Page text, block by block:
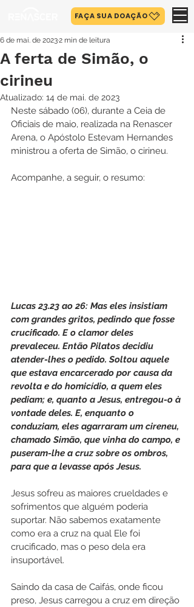
FAÇA SUA DOAÇÃO
A ferta de Simão, o
cirineu
6 de mai. de 20232 min de leitura
Atualizado: 14 de mai. de 2023
Neste sábado (06), durante a Ceia de
Oficiais de maio, realizada na Renascer
Arena, o Apóstolo Estevam Hernandes
ministrou a oferta de Simão, o cirineu.
Acompanhe, a seguir, o resumo:
Lucas 23.23 ao 26: Mas eles insistiam
com grandes gritos, pedindo que fosse
crucificado. E o clamor deles
prevaleceu. Então Pilatos decidiu
atender-lhes o pedido. Soltou aquele
que estava encarcerado por causa da
revolta e do homicídio, a quem eles
pediam; e, quanto a Jesus, entregou-o à
vontade deles. E, enquanto o
conduziam, eles agarraram um cireneu,
chamado Simão, que vinha do campo, e
puseram-lhe a cruz sobre os ombros,
para que a levasse após Jesus.
Jesus sofreu as maiores crueldades e
sofrimentos que alguém poderia
suportar. Não sabemos exatamente
como era a cruz na qual Ele foi
crucificado, mas o peso dela era
insuportável.
Saindo da casa de Caifás, onde ficou
preso, Jesus carregou a cruz em direção